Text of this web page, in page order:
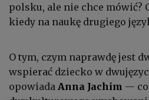
polsku, ale nie chce mówić?
kiedy na naukę drugiego
O tym, czym naprawdę jest
wspierać dziecko w
opowiada Anna Jachim —